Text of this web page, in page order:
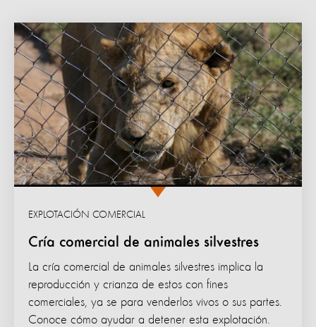
Cría comercial de animales silvestres
EXPLOTACIÓN COMERCIAL
La cría comercial de animales silvestres implica la
reproducción y crianza de estos con fines
comerciales, ya se para venderlos vivos o sus partes.
Conoce cómo ayudar a detener esta explotación.